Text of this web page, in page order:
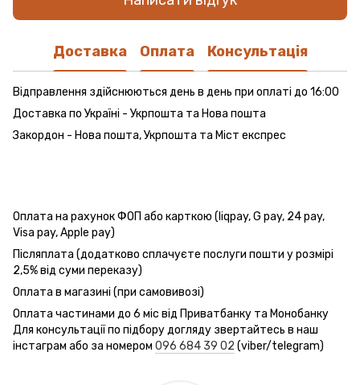
Доставка Оплата Консультація
Відправлення здійснюються день в день при оплаті до 16:00
Доставка по Україні - Укрпошта та Нова пошта
Закордон - Нова пошта, Укрпошта та Міст експрес
Оплата на рахунок ФОП або карткою (liqpay, G pay, 24 pay,
Visa pay, Apple pay)
Післяплата (додатково сплачуєте послуги пошти у розмірі
2,5% від суми переказу)
Оплата в магазині (при самовивозі)
Оплата частинами до 6 міс від Приватбанку та Монобанку
Для консультації по підбору догляду звертайтесь в наш
інстаграм або за номером 096 684 39 02 (viber/telegram)